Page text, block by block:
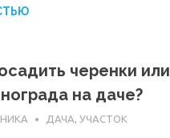
черенки или
на даче?
ДАЧА, УЧАСТОК